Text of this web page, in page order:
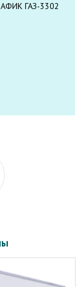
АФИК ГАЗ-3302